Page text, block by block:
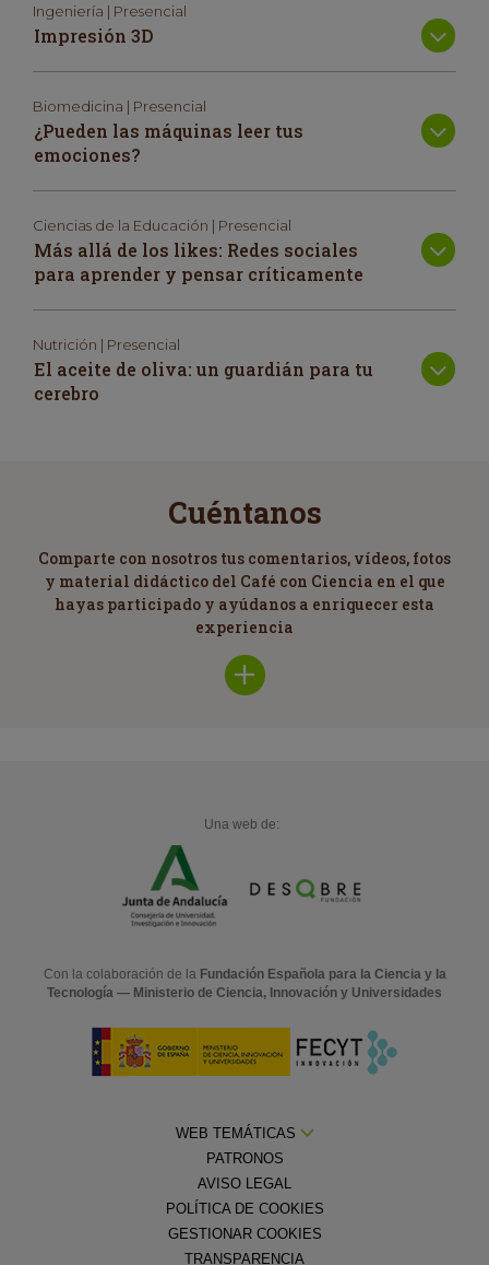
Ingeniería | Presencial
Impresión 3D
Biomedicina | Presencial
¿Pueden las máquinas leer tus
emociones?
Ciencias de la Educación | Presencial
Más allá de los likes: Redes sociales
para aprender y pensar críticamente
Nutrición | Presencial
El aceite de oliva: un guardián para tu
cerebro
Cuéntanos
Comparte con nosotros tus comentarios, vídeos, fotos
y material didáctico del Café con Ciencia en el que
hayas participado y ayúdanos a enriquecer esta
experiencia
Una web de:
Con la colaboración de la Fundación Española para la Ciencia y la
Tecnología — Ministerio de Ciencia, Innovación y Universidades
WEB TEMÁTICAS
PATRONOS
AVISO LEGAL
POLÍTICA DE COOKIES
GESTIONAR COOKIES
TRANSPARENCIA